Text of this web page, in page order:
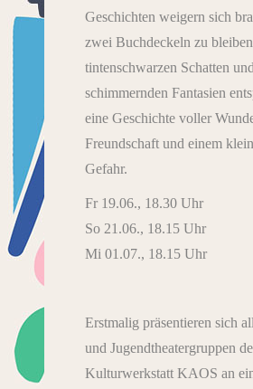
Geschichten weigern sich
zwei Buchdeckeln zu
tintenschwarzen Schatten und
schimmernden Fantasien
eine Geschichte voller
Freundschaft und einem
Gefahr.
Fr 19.06., 18.30 Uhr
So 21.06., 18.15 Uhr
Mi 01.07., 18.15 Uhr
Erstmalig präsentieren sich
und Jugendtheatergruppen
Kulturwerkstatt KAOS an